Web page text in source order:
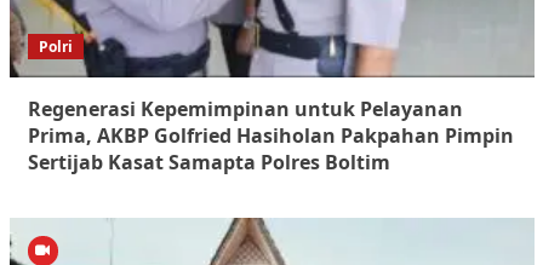
Polri
Regenerasi Kepemimpinan untuk Pelayanan
Prima, AKBP Golfried Hasiholan Pakpahan Pimpin
Sertijab Kasat Samapta Polres Boltim